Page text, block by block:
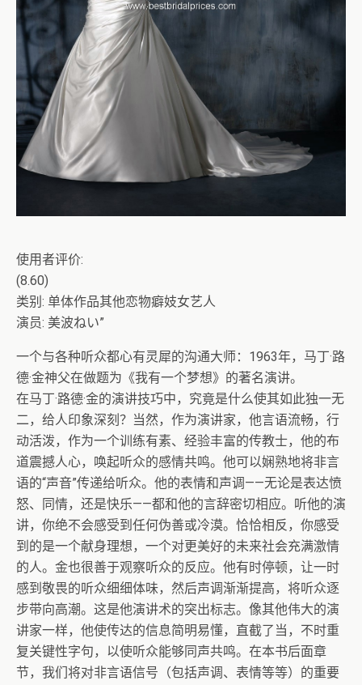
使用者评价:
(8.60)
类别: 单体作品其他恋物癖妓女艺人
演员: 美波ねい”
一个与各种听众都心有灵犀的沟通大师：1963年，马丁·路
德·金神父在做题为《我有一个梦想》的著名演讲。
在马丁·路德·金的演讲技巧中，究竟是什么使其如此独一无
二，给人印象深刻？ 当然，作为演讲家，他言语流畅，行
动活泼，作为一个训练有素、经验丰富的传教士，他的布
道震撼人心，唤起听众的感情共鸣。他可以娴熟地将非言
语的“声音”传递给听众。他的表情和声调——无论是表达愤
怒、同情，还是快乐——都和他的言辞密切相应。听他的演
讲，你绝不会感受到任何伪善或冷漠。恰恰相反，你感受
到的是一个献身理想，一个对更美好的未来社会充满激情
的人。金也很善于观察听众的反应。他有时停顿，让一时
感到敬畏的听众细细体味，然后声调渐渐提高，将听众逐
步带向高潮。这是他演讲术的突出标志。像其他伟大的演
讲家一样，他使传达的信息简明易懂，直截了当，不时重
复关键性字句，以使听众能够同声共鸣。在本书后面章
节，我们将对非言语信号（包括声调、表情等等）的重要